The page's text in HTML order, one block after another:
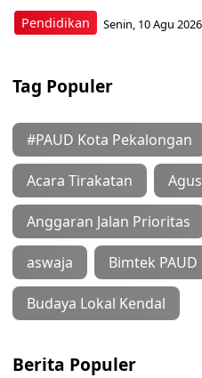
Pendidikan Senin, 10 Agu
Tag Populer
#PAUD Kota Pekalongan
Acara Tirakatan
Anggaran Jalan Prioritas
aswaja Bimtek
Budaya Lokal Kendal
Berita Populer